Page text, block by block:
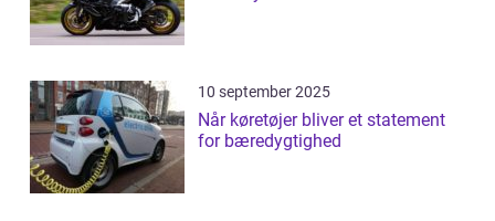
10 september 2025
Når køretøjer bliver et statement
for bæredygtighed